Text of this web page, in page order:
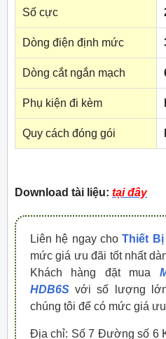
Số cực
Dòng điện định mức
Dòng cắt ngắn mạch
Phụ kiện đi kèm
Quy cách đóng gói
Download tài liệu: tại đây
Liên hệ ngay choThiết
mức giá ưu đãi tốt nhất
Khách hàng đặt mua
HDB6S với số lượng
chúng tôi để có mức giá
Địa chỉ: Số 7 Đường số 6